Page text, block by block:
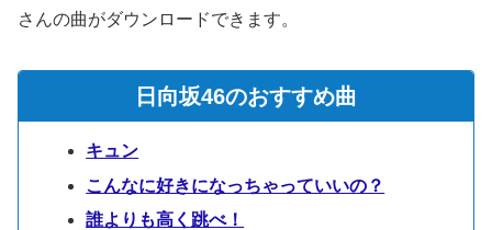
さんの曲がダウンロードできます。
日向坂46のおすすめ曲
キュン
こんなに好きになっちゃっていいの？
誰よりも高く跳べ！